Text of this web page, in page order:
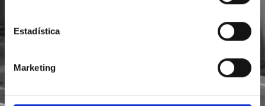
Estadística
Marketing
He leído y acepto la
Acepto recibir novedades deFoodsat